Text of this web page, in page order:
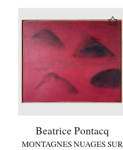
Beatrice Pontacq
MONTAGNES NUAGES SUR